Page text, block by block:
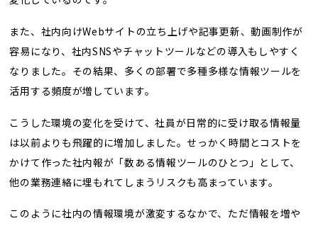
また、社内向けWebサイトの立ち上げや記事更新、動画制作が
容易になり、社内SNSやチャットツールなどの導入もしやすく
なりました。その結果、多くの部署で多種多様な情報ツールを
活用する頻度が増しています。
こうした環境の変化を受けて、社員が日常的に受け取る情報量
は以前よりも飛躍的に増加しました。せっかく時間とコストを
かけて作った社内報が「数ある情報ツールのひとつ」として、
他の業務連絡に埋もれてしまうリスクも高まっています。
このように社内の情報環境が激変するなかで、ただ情報を増や